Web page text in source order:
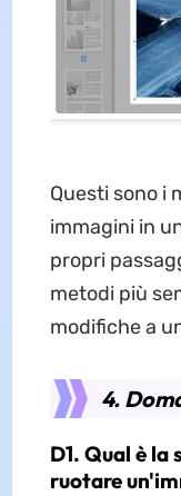
Questi sono i
immagini in
propri
metodi più
modifiche a
4.
D1. Qual è
ruotare